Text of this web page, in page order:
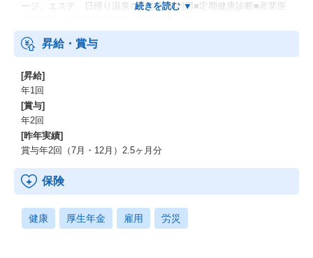
基本的なPC操作を学ぶ研修です。
ルを学びます。
ソフトウェア開発エンジニア向けの研修です。
プログラミング概要から実装、開発環境やツールの操作方法など
基礎から応用までレベルに合わせたスキルを学びます。
＜プログラミング言語＞
C、C#、C++、Java、Javascript、HTML、PHP、Phython等
インフラエンジニア向けの研修です。
ネットワーク概要や基礎知識、Webサーバ・ファイルサーバ構築
＜技術領域＞
ネットワーク設計構築、サーバ保守監視、システム運用
ージ、エステ、日帰り温泉などを割引利用■定期健康診断■産業医
昇給・賞与
[昇給]
年1回
[賞与]
年2回
[昨年実績]
賞与年2回（7月・12月）2.5ヶ月分
保険
健康 厚生年金 雇用 労災